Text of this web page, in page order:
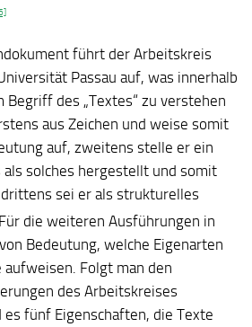
führt der Arbeitskreis
Passau auf, was innerhalb
Begriff des „Textes“ zu verstehen
aus Zeichen und weise somit
auf, zweitens stelle er ein
solches hergestellt und somit
sei er als strukturelles
Für die weiteren Ausführungen in
Bedeutung, welche Eigenarten
Folgt man den
des Arbeitskreises
fünf Eigenschaften, die Texte